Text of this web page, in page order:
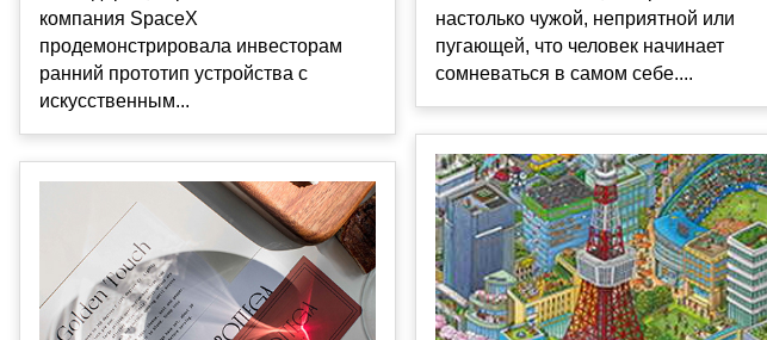
компания SpaceX
продемонстрировала инвесторам
ранний прототип устройства с
искусственным...
настолько чужой, неприятной или
пугающей, что человек начинает
сомневаться в самом себе....